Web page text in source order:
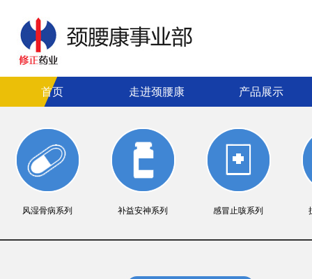
首页 走进颈腰康 产品展示
风湿骨病系列 补益安神系列 感冒止咳系列